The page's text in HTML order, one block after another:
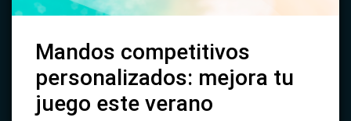
Mandos competitivos
personalizados: mejora tu
juego este verano